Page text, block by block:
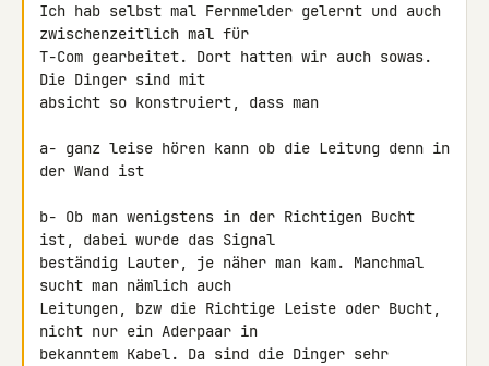
Ich hab selbst mal Fernmelder gelernt und auch
zwischenzeitlich mal für
T-Com gearbeitet. Dort hatten wir auch sowas.
Die Dinger sind mit
absicht so konstruiert, dass man
a- ganz leise hören kann ob die Leitung denn in
der Wand ist
b- Ob man wenigstens in der Richtigen Bucht
ist, dabei wurde das Signal
beständig Lauter, je näher man kam. Manchmal
sucht man nämlich auch
Leitungen, bzw die Richtige Leiste oder Bucht,
nicht nur ein Aderpaar in
bekanntem Kabel. Da sind die Dinger sehr